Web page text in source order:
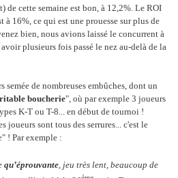
de cette semaine est bon, à 12,2%. Le ROI
16%, ce qui est une prouesse sur plus de
bien, nous avions laissé le concurrent à
plusieurs fois passé le nez au-delà de la
de nombreuses embûches, dont un
boucherie", où par exemple 3 joueurs
K-T ou T-8... en début de tournoi !
joueurs sont tous des serrures... c'est le
! Par exemple :
qu’éprouvante, jeu très lent, beaucoup de